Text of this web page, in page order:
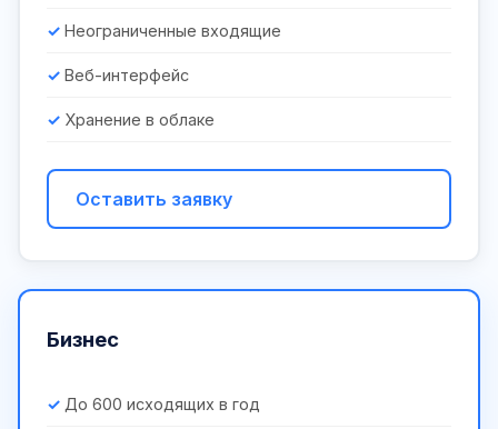
Неограниченные входящие
Веб-интерфейс
Хранение в облаке
Оставить заявку
Бизнес
До 600 исходящих в год